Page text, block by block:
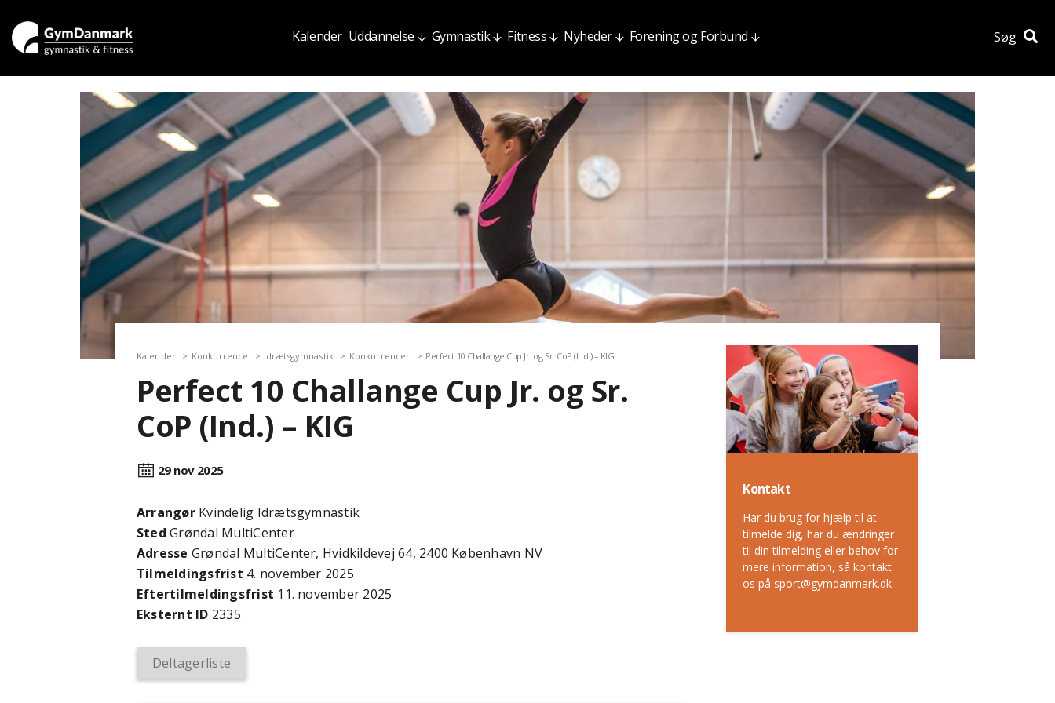
Kalender Uddannelse Gymnastik Fitness Nyheder Forening og Forbund Søg
Kalender Konkurrence Idrætsgymnastik Konkurrencer Perfect 10 Challange Cup Jr. og Sr. CoP (Ind.) – KIG
Perfect 10 Challange Cup Jr. og Sr.
CoP (Ind.) – KIG
29 nov 2025
ArrangørKvindelig Idrætsgymnastik
Sted Grøndal MultiCenter
Adresse Grøndal MultiCenter, Hvidkildevej 64, 2400 København NV
Tilmeldingsfrist 4. november 2025
Efter­tilmeldings­frist 11. november 2025
Eksternt ID 2335
Deltagerliste
Kontakt
Har du brug for hjælp til at
tilmelde dig, har du ændringer
til din tilmelding eller behov for
mere information, så kontakt
os på sport@gymdanmark.dk